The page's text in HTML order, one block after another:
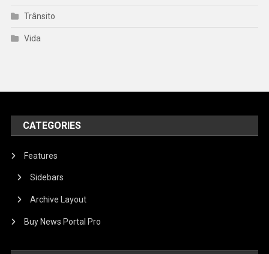
Trânsito
Vida
CATEGORIES
Features
Sidebars
Archive Layout
Buy News Portal Pro